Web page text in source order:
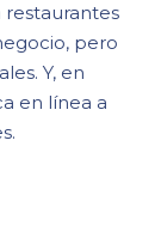
restaurantes
pero
Y, en
en línea a